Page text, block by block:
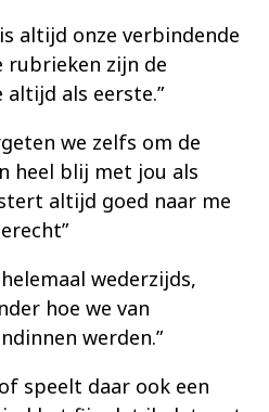
altijd onze verbindende
rubrieken zijn de
altijd als eerste.”
we zelfs om de
heel blij met jou als
altijd goed naar me
wederzijds,
hoe we van
werden.”
speelt daar ook een